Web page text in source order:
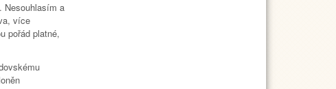
Nesouhlasím a
více
pořád platné,